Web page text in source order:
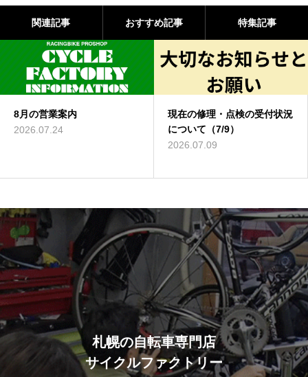
関連記事 おすすめ記事 特集記事
現在の修理・点検の受付状況
7/25-26 サマーツ
催
札幌の自転車専門店
サイクルファクトリー